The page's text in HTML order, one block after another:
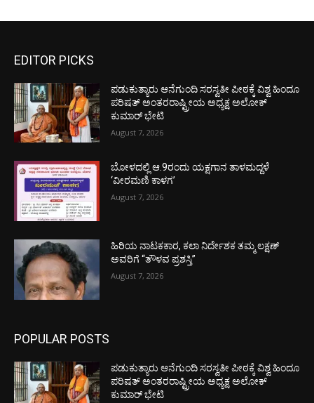
EDITOR PICKS
ಪಡುಕುತ್ಯಾರು ಆನೆಗುಂದಿ ಸರಸ್ವತೀ ಪೀಠಕ್ಕೆ ವಿಶ್ವ ಹಿಂದೂ
ಪರಿಷತ್ ಅಂತರರಾಷ್ಟ್ರೀಯ ಅಧ್ಯಕ್ಷ ಅಲೋಕ್
ಕುಮಾರ್ ಭೇಟಿ
August 7, 2026
ಬೋಳದಲ್ಲಿ ಆ.9ರಂದು ಯಕ್ಷಗಾನ ತಾಳಮದ್ದಳೆ
‘ವೀರಮಣಿ ಕಾಳಗ’
August 7, 2026
ಹಿರಿಯ ನಾಟಕಕಾರ, ಕಲಾ ನಿರ್ದೇಶಕ ತಮ್ಮ ಲಕ್ಷಣ್
ಅವರಿಗೆ “ತೌಳವ ಪ್ರಶಸ್ತಿ”
August 7, 2026
POPULAR POSTS
ಪಡುಕುತ್ಯಾರು ಆನೆಗುಂದಿ ಸರಸ್ವತೀ ಪೀಠಕ್ಕೆ ವಿಶ್ವ ಹಿಂದೂ
ಪರಿಷತ್ ಅಂತರರಾಷ್ಟ್ರೀಯ ಅಧ್ಯಕ್ಷ ಅಲೋಕ್
ಕುಮಾರ್ ಭೇಟಿ